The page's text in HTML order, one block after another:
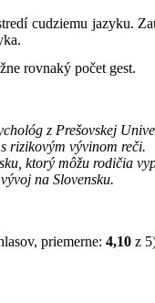
cudziemu jazyku.
rovnaký počet gest.
z Prešovskej
rizikovým vývinom reči.
ktorý môžu rodičia
na Slovensku.
priemerne: 4,10 z